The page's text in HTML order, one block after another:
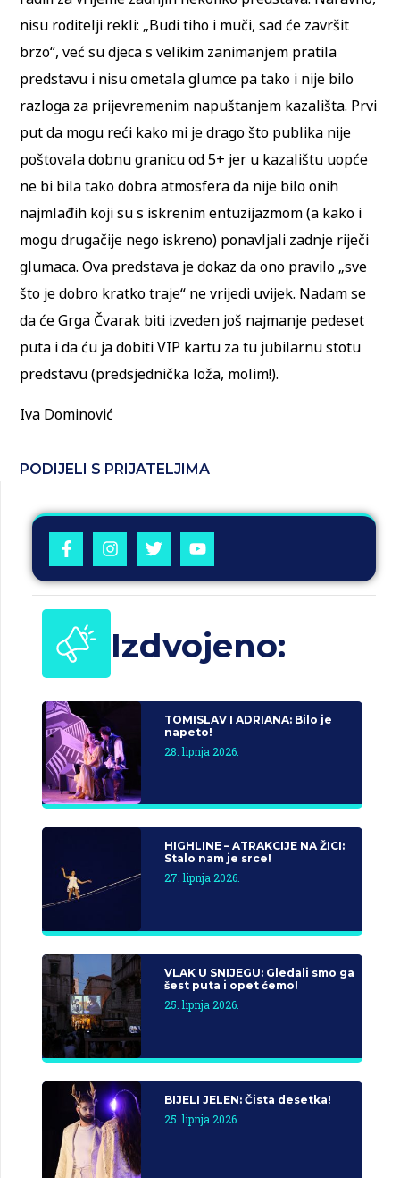
nisu roditelji rekli: „Budi tiho i muči, sad će završit
brzo“, već su djeca s velikim zanimanjem pratila
predstavu i nisu ometala glumce pa tako i nije bilo
razloga za prijevremenim napuštanjem kazališta. Prvi
put da mogu reći kako mi je drago što publika nije
poštovala dobnu granicu od 5+ jer u kazalištu uopće
ne bi bila tako dobra atmosfera da nije bilo onih
najmlađih koji su s iskrenim entuzijazmom (a kako i
mogu drugačije nego iskreno) ponavljali zadnje riječi
glumaca. Ova predstava je dokaz da ono pravilo „sve
što je dobro kratko traje“ ne vrijedi uvijek. Nadam se
da će Grga Čvarak biti izveden još najmanje pedeset
puta i da ću ja dobiti VIP kartu za tu jubilarnu stotu
predstavu (predsjednička loža, molim!).
Iva Dominović
PODIJELI S PRIJATELJIMA
Izdvojeno:
TOMISLAV I ADRIANA: Bilo je
napeto!
28. lipnja 2026.
HIGHLINE – ATRAKCIJE NA ŽICI:
Stalo nam je srce!
27. lipnja 2026.
VLAK U SNIJEGU: Gledali smo ga
šest puta i opet ćemo!
25. lipnja 2026.
BIJELI JELEN: Čista desetka!
25. lipnja 2026.